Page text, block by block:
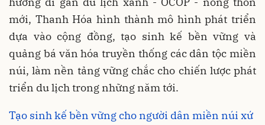
mới, Thanh Hóa hình thành mô hình phát triển
dựa vào cộng đồng, tạo sinh kế bền vững và
quảng bá văn hóa truyền thống các dân tộc miền
núi, làm nền tảng vững chắc cho chiến lược phát
triển du lịch trong những năm tới.
Tạo sinh kế bền vững cho người dân miền núi xứ